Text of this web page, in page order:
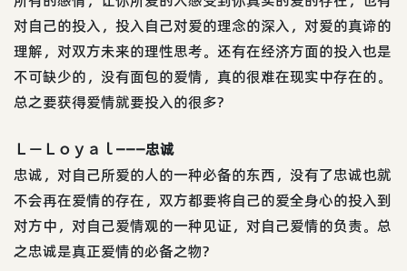
对自己的投入，投入自己对爱的理念的深入，对爱的真谛的
理解，对双方未来的理性思考。还有在经济方面的投入也是
不可缺少的，没有面包的爱情，真的很难在现实中存在的。
总之要获得爱情就要投入的很多?
Ｌ－Ｌｏｙａｌ———忠诚
忠诚，对自己所爱的人的一种必备的东西，没有了忠诚也就
不会再在爱情的存在，双方都要将自己的爱全身心的投入到
对方中，对自己爱情观的一种见证，对自己爱情的负责。总
之忠诚是真正爱情的必备之物?